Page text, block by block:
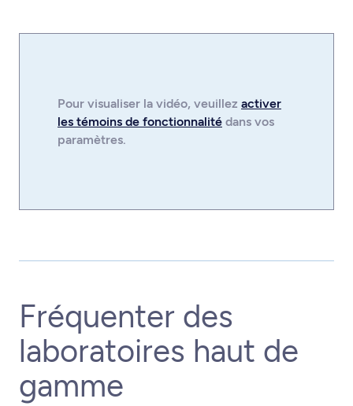
Pour visualiser la vidéo, veuillez activer
les témoins de fonctionnalité dans vos
paramètres.
Fréquenter des
laboratoires haut de
gamme